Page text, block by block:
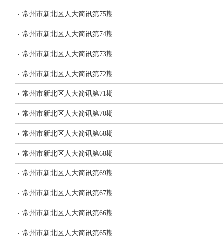
常州市新北区人大简讯第75期
常州市新北区人大简讯第74期
常州市新北区人大简讯第73期
常州市新北区人大简讯第72期
常州市新北区人大简讯第71期
常州市新北区人大简讯第70期
常州市新北区人大简讯第68期
常州市新北区人大简讯第68期
常州市新北区人大简讯第69期
常州市新北区人大简讯第67期
常州市新北区人大简讯第66期
常州市新北区人大简讯第65期